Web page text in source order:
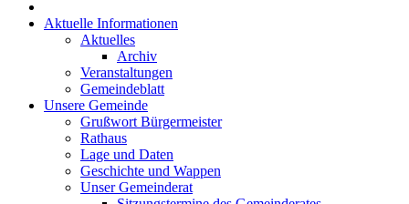
Aktuelle Informationen
Aktuelles
Archiv
Veranstaltungen
Gemeindeblatt
Unsere Gemeinde
Grußwort Bürgermeister
Rathaus
Lage und Daten
Geschichte und Wappen
Unser Gemeinderat